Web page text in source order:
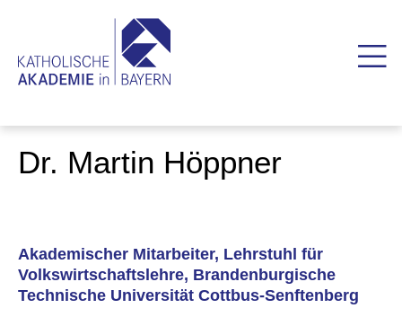
Dr. Martin Höppner
Akademischer Mitarbeiter, Lehrstuhl für
Volkswirtschaftslehre, Brandenburgische
Technische Universität Cottbus-Senftenberg